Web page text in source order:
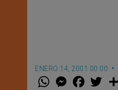
ENERO 14, 2001 00:00
W M
e
F
a w